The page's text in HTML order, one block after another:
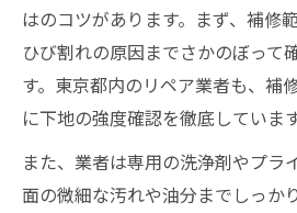
はのコツがあります。まず、補修
ひび割れの原因までさかのぼって
す。東京都内のリペア業者も、補
に下地の強度確認を徹底しています
また、業者は専用の洗浄剤やプラ
面の微細な汚れや油分までしっか